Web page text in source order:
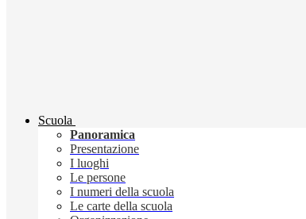
Scuola
Panoramica
Presentazione
I luoghi
Le persone
I numeri della scuola
Le carte della scuola